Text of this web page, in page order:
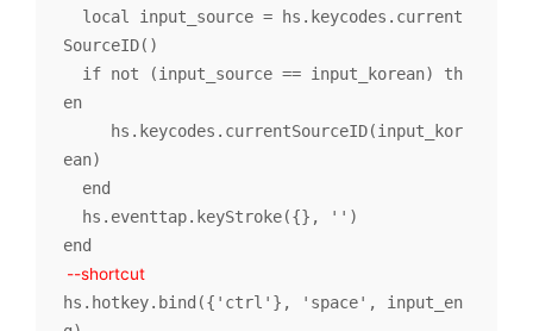
SourceID()
en
ean)
--shortcut
hs.hotkey.bind({'ctrl'}, 'space', input_en